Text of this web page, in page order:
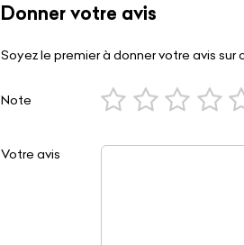
Donner votre avis
Soyez le premier à donner votre avis sur
Note
Votre avis